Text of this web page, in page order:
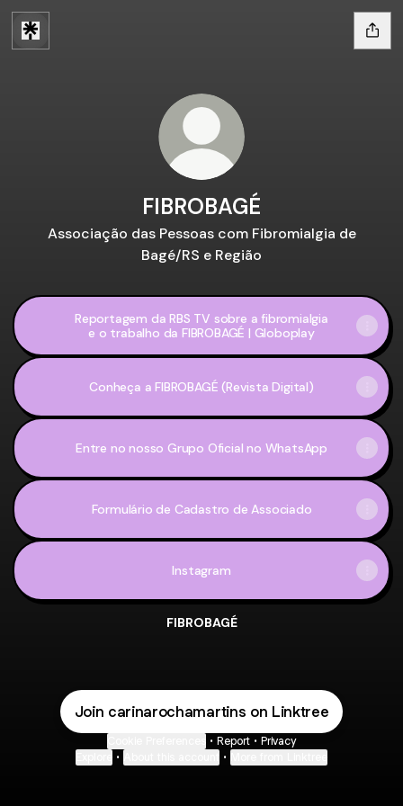
FIBROBAGÉ
Associação das Pessoas com Fibromialgia de
Bagé/RS e Região
Reportagem da RBS TV sobre a fibromialgia
e o trabalho da FIBROBAGÉ | Globoplay
Conheça a FIBROBAGÉ (Revista Digital)
Entre no nosso Grupo Oficial no WhatsApp
Formulário de Cadastro de Associado
Instagram
FIBROBAGÉ
Join carinarochamartins on Linktree
• Report • Privacy
• •